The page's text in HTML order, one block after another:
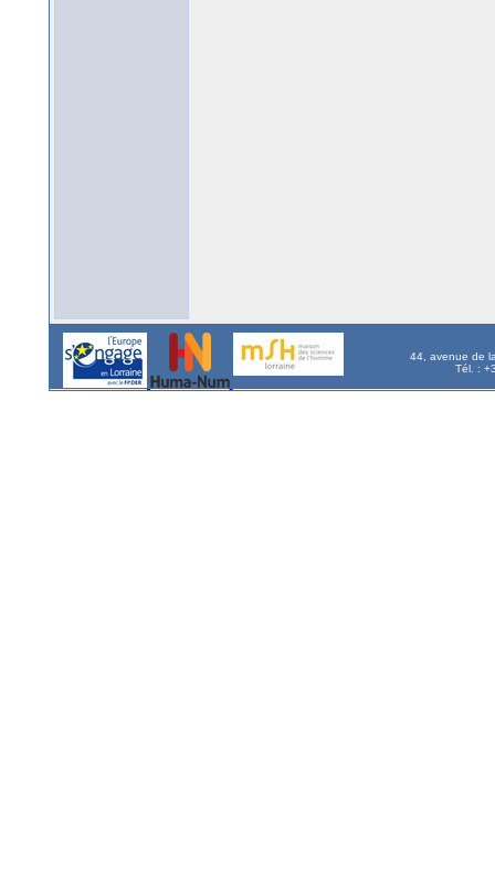
44, avenue de
Tél. :